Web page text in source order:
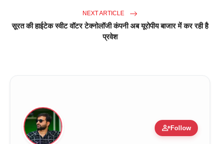
NEXT ARTICLE
सूरत की हाईटेक स्वीट वॉटर टेक्नोलॉजी कंपनी अब यूरोपीय बाजार में कर रही है
प्रवेश
person_addFollow